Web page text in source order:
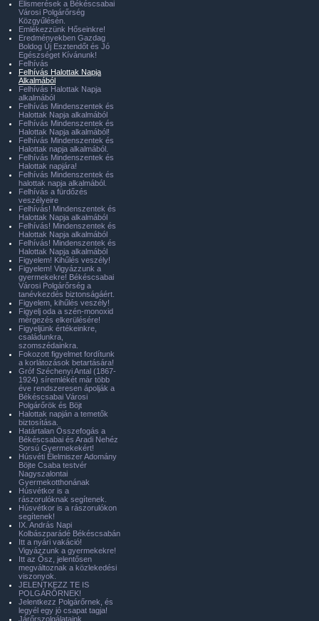
Elismerések a Békéscsabai
Városi Polgárőrség
Közgyűlésén.
Emlékezzünk Hőseinkre!
Eredményekben Gazdag
Boldog Új Esztendőt és Jó
Egészséget Kívánunk!
Felhívás
Felhívás Halottak Napja
Alkalmából
Felhívás Halottak Napja
alkalmából
Felhívás Mindenszentek és
Halottak Napja alkalmából
Felhívás Mindenszentek és
Halottak Napja alkalmából!
Felhívás Mindenszentek és
Halottak napja alkalmából.
Felhívás Mindenszentek és
Halottak napjára!
Felhívás Mindenszentek és
halottak napja alkalmából.
Felhívás a fürdőzés
veszélyeire
Felhívás! Mindenszentek és
Halottak Napja alkalmából
Felhívás! Mindenszentek és
Halottak Napja alkalmából
Felhívás! Mindenszentek és
Halottak Napja alkalmából
Figyelem! Kihűlés veszély!
Figyelem! Vigyázzunk a
gyermekekre! Békéscsabai
Városi Polgárőrség a
tanévkezdés biztonságáért.
Figyelem, kihűlés veszély!
Figyelj oda a szén-monoxid
mérgezés elkerülésére!
Figyeljünk értékeinkre,
családunkra,
szomszédainkra.
Fokozott figyelmet fordítunk
a korlátozások betartására!
Gróf Széchenyi Antal (1867-
1924) síremlékét már több
éve rendszeresen ápolják a
Békéscsabai Városi
Polgárőrök és Böjt
Halottak napján a temetők
biztosítása.
Határtalan Összefogás a
Békéscsabai és Aradi Nehéz
Sorsú Gyermekekért!
Húsvéti Élelmiszer Adomány
Böjte Csaba testvér
Nagyszalontai
Gyermekotthonának
Húsvétkor is a
rászorulóknak segítenek.
Húsvétkor is a rászorulókon
segítenek!
IX. András Napi
Kolbászparádé Békéscsabán
Itt a nyári vakáció!
Vigyázzunk a gyermekekre!
Itt az Ősz, jelentősen
megváltoznak a közlekedési
viszonyok.
JELENTKEZZ TE IS
POLGÁRŐRNEK!
Jelentkezz Polgárőrnek, és
legyél egy jó csapat tagja!
Járőrszolgálataink